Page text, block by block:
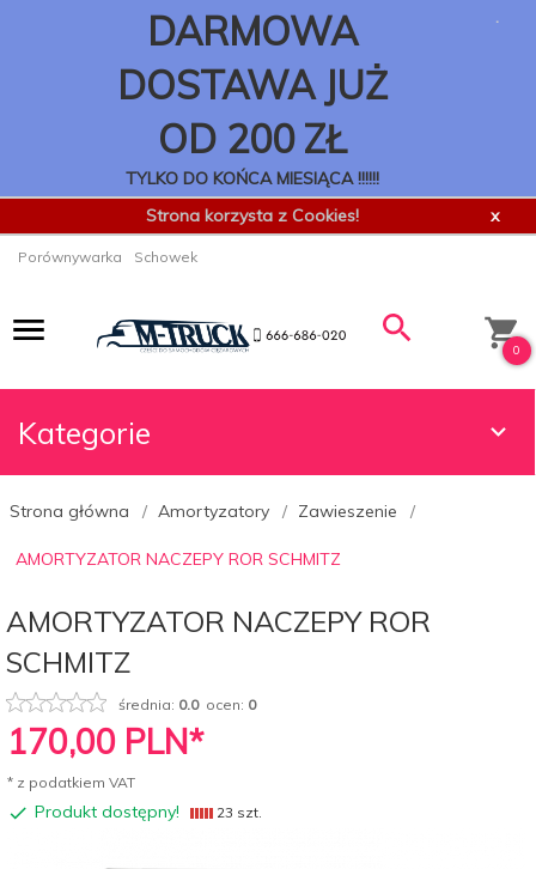
DARMOWA
DOSTAWA JUŻ
OD 200 ZŁ
TYLKO DO KOŃCA MIESIĄCA !!!!!!
.
Strona korzysta z Cookies! x
Porównywarka Schowek
0
Kategorie
Strona główna Amortyzatory Zawieszenie
AMORTYZATOR NACZEPY ROR SCHMITZ
AMORTYZATOR NACZEPY ROR
SCHMITZ
średnia: 0.0ocen: 0
170,00 PLN*
* z podatkiem VAT
Produkt dostępny! 23 szt.